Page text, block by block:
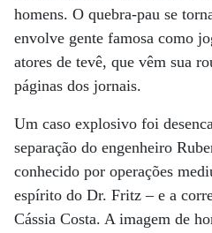
homens. O quebra-pau se
envolve gente famosa como
atores de tevê, que vêm sua
páginas dos jornais.
Um caso explosivo foi
separação do engenheiro
conhecido por operações
espírito do Dr. Fritz – e a
Cássia Costa. A imagem de